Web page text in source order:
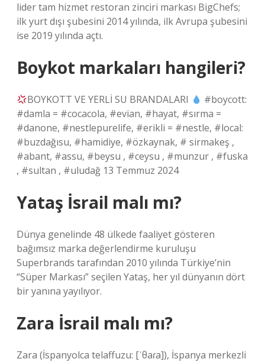
lider tam hizmet restoran zinciri markası BigChefs;
ilk yurt dışı şubesini 2014 yılında, ilk Avrupa şubesini
ise 2019 yılında açtı.
Boykot markaları hangileri?
BOYKOTT VE YERLİ SU BRANDALARI
#boycott:
#damla = #cocacola, #evian, #hayat, #sırma =
#danone, #nestlepurelife, #erikli = #nestle, #local:
#buzdağısu, #hamidiye, #özkaynak, # sirmakeş ,
#abant, #assu, #beysu , #ceysu , #munzur , #fuska
, #sultan , #uludağ 13 Temmuz 2024
Yataş İsrail malı mı?
Dünya genelinde 48 ülkede faaliyet gösteren
bağımsız marka değerlendirme kuruluşu
Superbrands tarafından 2010 yılında Türkiye’nin
“Süper Markası” seçilen Yataş, her yıl dünyanın dört
bir yanına yayılıyor.
Zara İsrail malı mı?
Zara (İspanyolca telaffuzu: [ˈθaɾa]), İspanya merkezli